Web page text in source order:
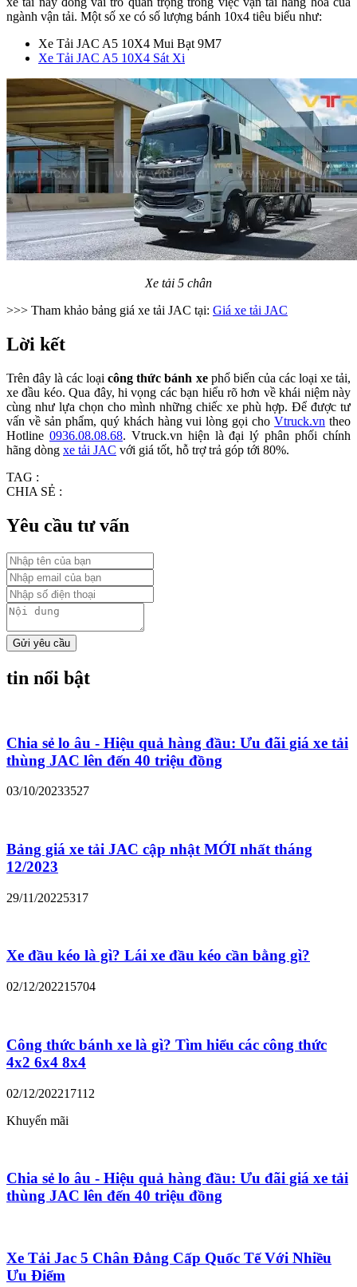
ngành vận tải. Một số xe có số lượng bánh 10x4 tiêu biểu như:
Xe Tải JAC A5 10X4 Mui Bạt 9M7
Xe Tải JAC A5 10X4 Sát Xi
Xe tải 5 chân
>>> Tham khảo bảng giá xe tải JAC tại: Giá xe tải JAC
Lời kết
Trên đây là các loạicông thức bánh xephổ biến của các loại xe tải,
xe đầu kéo. Qua đây, hi vọng các bạn hiểu rõ hơn về khái niệm này
cùng như lựa chọn cho mình những chiếc xe phù hợp. Để được tư
vấn về sản phẩm, quý khách hàng vui lòng gọi choVtruck.vn theo
Hotline 0936.08.08.68. Vtruck.vn hiện là đại lý phân phối chính
hãng dòng xe tải JAC với giá tốt, hỗ trợ trả góp tới 80%.
TAG :
CHIA SẺ :
Yêu cầu tư vấn
Gửi yêu cầu
tin nổi bật
Chia sẻ lo âu - Hiệu quả hàng đầu: Ưu đãi giá xe tải
thùng JAC lên đến 40 triệu đồng
03/10/20233527
Bảng giá xe tải JAC cập nhật MỚI nhất tháng
12/2023
29/11/20225317
Xe đầu kéo là gì? Lái xe đầu kéo cần bằng gì?
02/12/202215704
Công thức bánh xe là gì? Tìm hiểu các công thức
4x2 6x4 8x4
02/12/202217112
Khuyến mãi
Chia sẻ lo âu - Hiệu quả hàng đầu: Ưu đãi giá xe tải
thùng JAC lên đến 40 triệu đồng
Xe Tải Jac 5 Chân Đẳng Cấp Quốc Tế Với Nhiều
Ưu Điểm